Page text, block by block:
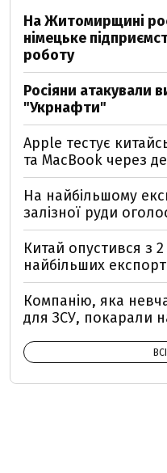
На Житомирщині
німецьке
роботу
Росіяни атакували
"Укрнафти"
Apple тестує
та MacBook через
На найбільшому
залізної руди
Китай опустився з
найбільших
Компанію, яка
для ЗСУ, покарали